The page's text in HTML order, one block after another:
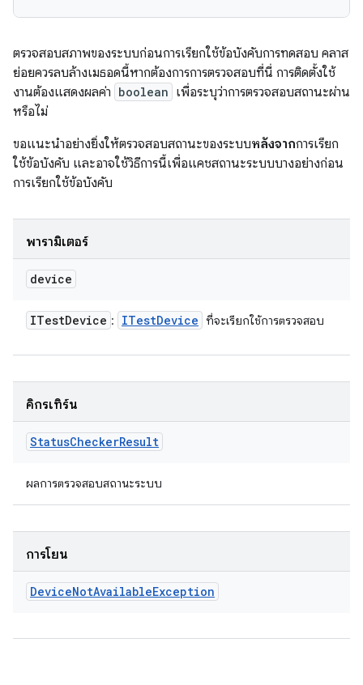
ตรวจสอบสภาพของระบบก่อนการเรียกใช้ข้อบังคับการทดสอบ คลาส
ย่อยควรลบล้างเมธอดนี้หากต้องการการตรวจสอบที่นี่ การติดตั้งใช้
งานต้องแสดงผลค่า boolean เพื่อระบุว่าการตรวจสอบสถานะผ่าน
หรือไม่
ขอแนะนําอย่างยิ่งให้ตรวจสอบสถานะของระบบหลังจากการเรียก
ใช้ข้อบังคับ และอาจใช้วิธีการนี้เพื่อแคชสถานะระบบบางอย่างก่อน
การเรียกใช้ข้อบังคับ
พารามิเตอร์
device
ITestDevice : ITestDevice ที่จะเรียกใช้การตรวจสอบ
คิกรีเทิร์น
StatusCheckerResult
ผลการตรวจสอบสถานะระบบ
การโยน
DeviceNotAvailableException